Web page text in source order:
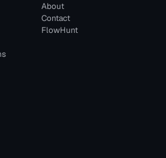
About
Contact
FlowHunt